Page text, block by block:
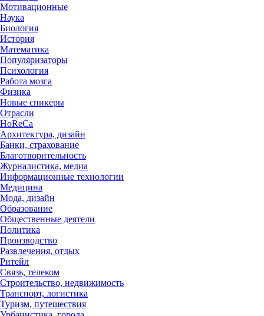
Мотивационные
Наука
Биология
История
Математика
Популяризаторы
Психология
Работа мозга
Физика
Новые спикеры
Отрасли
HoReCa
Архитектура, дизайн
Банки, страхование
Благотворительность
Журналистика, медиа
Информационные технологии
Медицина
Мода, дизайн
Образование
Общественные деятели
Политика
Производство
Развлечения, отдых
Ритейл
Связь, телеком
Строительство, недвижимость
Транспорт, логистика
Туризм, путешествия